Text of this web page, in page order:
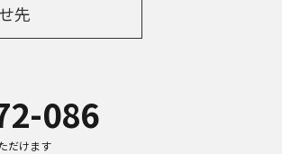
先
086
だけます